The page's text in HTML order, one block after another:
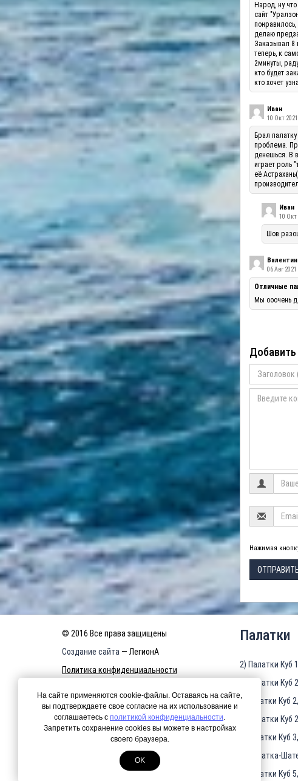
Народ, ну
сайт
делаю
Заказывал 8
теперь, к
2минуты,
кто будет
кто хочет
Иван
10 Окт
Брал
проблема.
денешься. В
играет роль
её
Иван
10 Окт
Шов
06 Авг 2021
Отличные
Мы ооочень
Нажимая
© 2016 Все права защищены
Создание сайта — ЛегионА
Политика конфиденциальности
КАРТА САЙТА
Палатки
2) Палатки Куб
3) Палатки Куб
4)Палатки Куб
5) Палатки
6)Палатки Куб
7) Палатка-
8)Палатки Куб
На сайте применяются cookie-файлы. Оставаясь на сайте,
вы подтверждаете свое согласие на их использование и
соглашаетесь с политикой конфиденциальности.
Запретить сохранение cookies вы можете в настройках
своего браузера.
OK